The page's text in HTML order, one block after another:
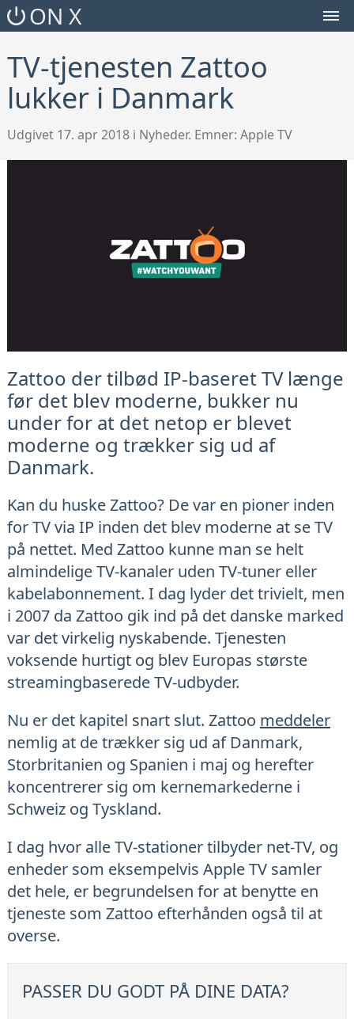
ON X
TOGGLE
TV-tjenesten Zattoo
lukker i Danmark
Udgivet 17. apr 2018 i Nyheder. Emner: Apple TV
Zattoo der tilbød IP-baseret TV længe
før det blev moderne, bukker nu
under for at det netop er blevet
moderne og trækker sig ud af
Danmark.
Kan du huske Zattoo? De var en pioner inden
for TV via IP inden det blev moderne at se TV
på nettet. Med Zattoo kunne man se helt
almindelige TV-kanaler uden TV-tuner eller
kabelabonnement. I dag lyder det trivielt, men
i 2007 da Zattoo gik ind på det danske marked
var det virkelig nyskabende. Tjenesten
voksende hurtigt og blev Europas største
streamingbaserede TV-udbyder.
Nu er det kapitel snart slut. Zattoo meddeler
nemlig at de trækker sig ud af Danmark,
Storbritanien og Spanien i maj og herefter
koncentrerer sig om kernemarkederne i
Schweiz og Tyskland.
I dag hvor alle TV-stationer tilbyder net-TV, og
enheder som eksempelvis Apple TV samler
det hele, er begrundelsen for at benytte en
tjeneste som Zattoo efterhånden også til at
overse.
PASSER DU GODT PÅ DINE DATA?